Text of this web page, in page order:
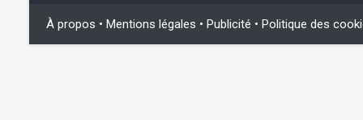
À propos •Mentions légales •Publicité •Politique des